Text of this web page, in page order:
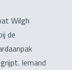
Wilgh
de
Iemand